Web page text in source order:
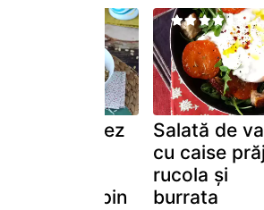
de orez
de pin
Salată de
cu caise
rucola și
burrata